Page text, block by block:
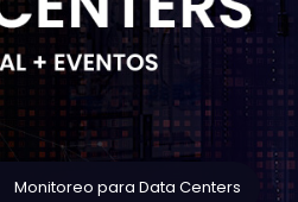
Monitoreo para Data Centers